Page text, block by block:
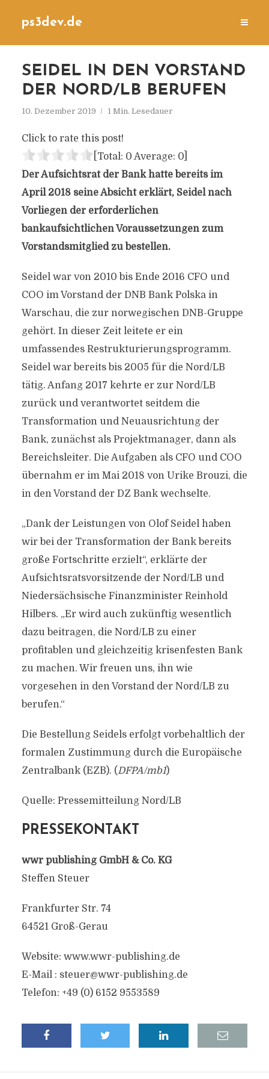
ps3dev.de
SEIDEL IN DEN VORSTAND
DER NORD/LB BERUFEN
10. Dezember 2019 1 Min. Lesedauer
Click to rate this post!
[Total: 0 Average: 0]
Der Aufsichtsrat der Bank hatte bereits im
April 2018 seine Absicht erklärt, Seidel nach
Vorliegen der erforderlichen
bankaufsichtlichen Voraussetzungen zum
Vorstandsmitglied zu bestellen.
Seidel war von 2010 bis Ende 2016 CFO und
COO im Vorstand der DNB Bank Polska in
Warschau, die zur norwegischen DNB-Gruppe
gehört. In dieser Zeit leitete er ein
umfassendes Restrukturierungsprogramm.
Seidel war bereits bis 2005 für die Nord/LB
tätig. Anfang 2017 kehrte er zur Nord/LB
zurück und verantwortet seitdem die
Transformation und Neuausrichtung der
Bank, zunächst als Projektmanager, dann als
Bereichsleiter. Die Aufgaben als CFO und COO
übernahm er im Mai 2018 von Urike Brouzi, die
in den Vorstand der DZ Bank wechselte.
„Dank der Leistungen von Olof Seidel haben
wir bei der Transformation der Bank bereits
große Fortschritte erzielt“, erklärte der
Aufsichtsratsvorsitzende der Nord/LB und
Niedersächsische Finanzminister Reinhold
Hilbers. „Er wird auch zukünftig wesentlich
dazu beitragen, die Nord/LB zu einer
profitablen und gleichzeitig krisenfesten Bank
zu machen. Wir freuen uns, ihn wie
vorgesehen in den Vorstand der Nord/LB zu
berufen.“
Die Bestellung Seidels erfolgt vorbehaltlich der
formalen Zustimmung durch die Europäische
Zentralbank (EZB). (DFPA/mb1)
Quelle: Pressemitteilung Nord/LB
PRESSEKONTAKT
wwr publishing GmbH & Co. KG
Steffen Steuer
Frankfurter Str. 74
64521 Groß-Gerau
Website: www.wwr-publishing.de
E-Mail : steuer@wwr-publishing.de
Telefon: +49 (0) 6152 9553589